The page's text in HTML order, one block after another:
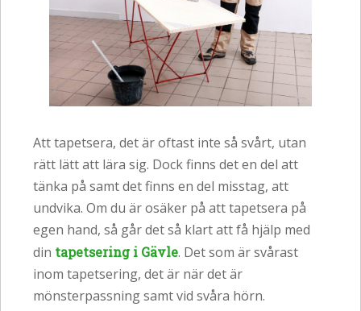
Att tapetsera, det är oftast inte så svårt, utan
rätt lätt att lära sig. Dock finns det en del att
tänka på samt det finns en del misstag, att
undvika. Om du är osäker på att tapetsera på
egen hand, så går det så klart att få hjälp med
din tapetsering i Gävle. Det som är svårast
inom tapetsering, det är när det är
mönsterpassning samt vid svåra hörn.